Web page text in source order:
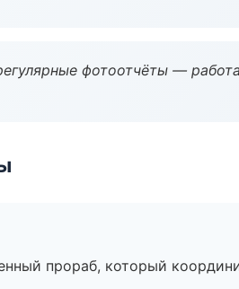
фотоотчёты —
прораб, который